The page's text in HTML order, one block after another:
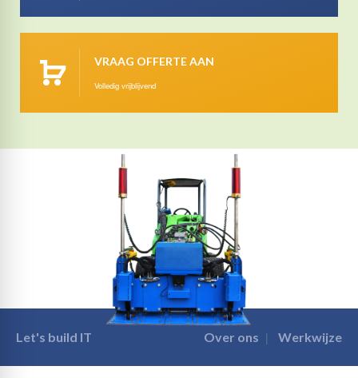
VRAAG OFFERTE AAN
Volledig vrijblijvend
Let's build IT Over ons Werkwijze